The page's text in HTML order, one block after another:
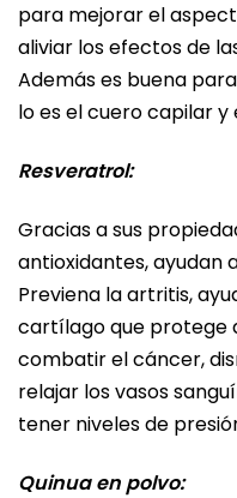
para mejorar el
aliviar los efectos de
Además es buena
lo es el cuero capilar y
Resveratrol:
Gracias a sus
antioxidantes, ayudan
Previena la artritis,
cartílago que protege
combatir el cáncer,
relajar los vasos
tener niveles de
Quinua en polvo: